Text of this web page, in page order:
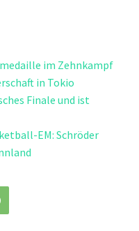
im Zehnkampf
in Tokio
Finale und ist
EM: Schröder